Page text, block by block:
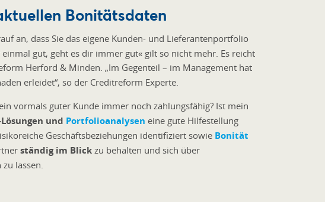
Bonitätsdaten
an, dass Sie das eigene Kunden- und Lieferantenportfolio
gut, geht es dir immer gut« gilt so nicht mehr. Es reicht
Herford & Minden. „Im Gegenteil – im Management hat
erleidet“, so der Creditreform Experte.
vormals guter Kunde immer noch zahlungsfähig? Ist mein
und Portfolioanalysen eine gute Hilfestellung
Geschäftsbeziehungen identifiziert sowie Bonität
ständig im Blick zu behalten und sich über
lassen.